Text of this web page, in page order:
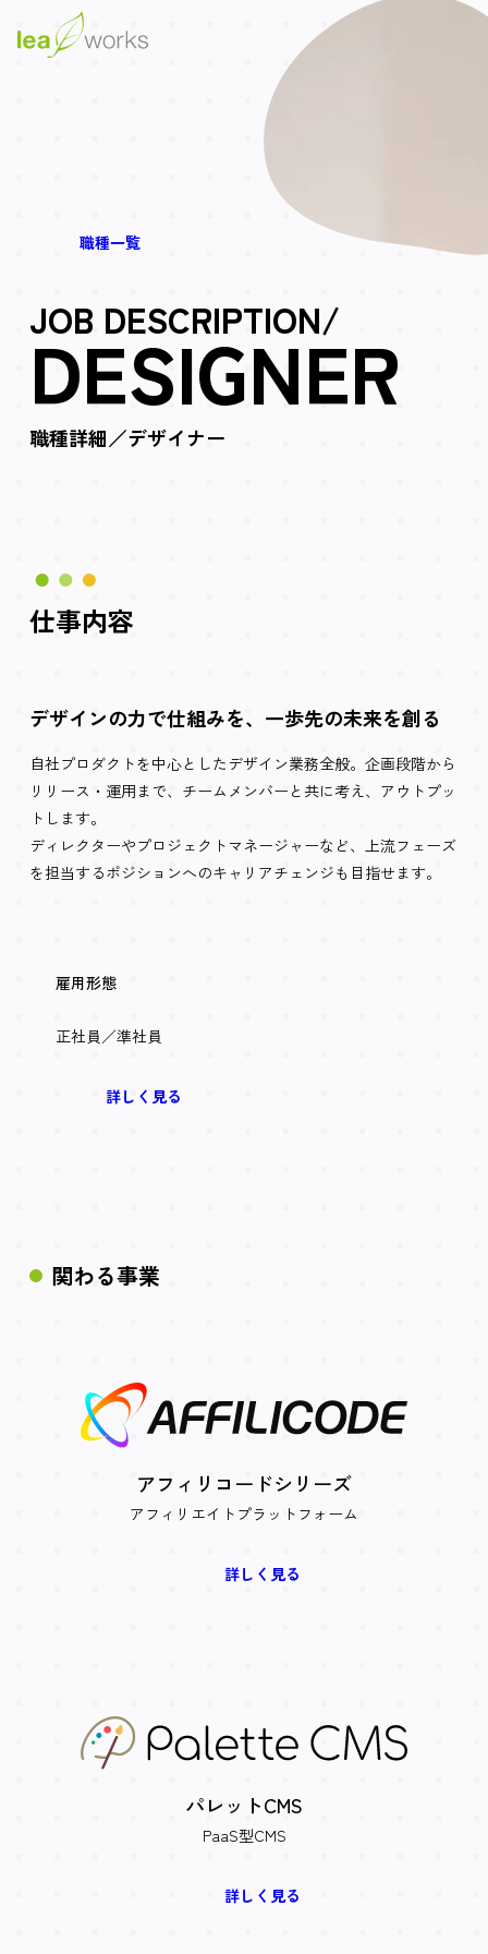
職種一覧
JOB DESCRIPTION/
DESIGNER
職種詳細／デザイナー
仕事内容
デザインの力で仕組みを、一歩先の未来を創る
自社プロダクトを中心としたデザイン業務全般。企画段階から
リリース・運用まで、チームメンバーと共に考え、アウトプッ
トします。
ディレクターやプロジェクトマネージャーなど、上流フェーズ
を担当するポジションへのキャリアチェンジも目指せます。
雇用形態
正社員／準社員
詳しく見る
関わる事業
アフィリコードシリーズ
アフィリエイトプラットフォーム
詳しく見る
パレットCMS
PaaS型CMS
詳しく見る